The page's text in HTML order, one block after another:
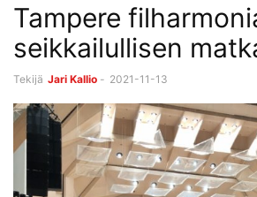
Tampere
seikkailullisen
Tekijä Jari Kallio - 2021-11-13